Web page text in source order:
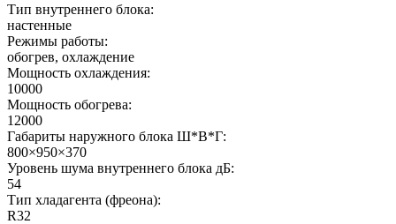
Тип внутреннего блока:
настенные
Режимы работы:
обогрев, охлаждение
Мощность охлаждения:
10000
Мощность обогрева:
12000
Габариты наружного блока Ш*В*Г:
800×950×370
Уровень шума внутреннего блока дБ:
54
Тип хладагента (фреона):
R32